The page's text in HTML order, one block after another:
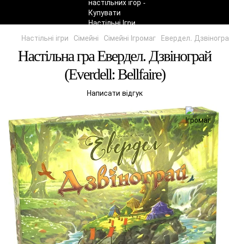
Настільні ігри Сімейні Сімейні Ігромаг Евердел.
Настільна гра Евердел. Дзвінограй
(Everdell: Bellfaire)
Написати відгук